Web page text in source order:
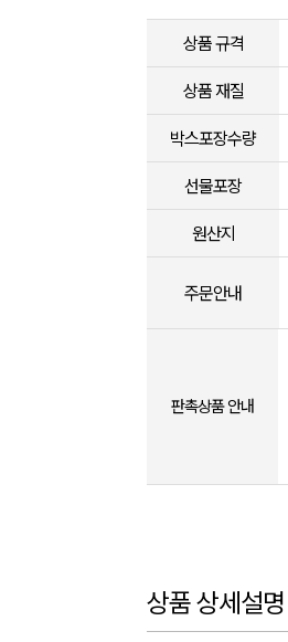
상품 규격
상품 재질
박스포장수량
선물포장
원산지
주문안내
판촉상품 안내
상품 상세설명